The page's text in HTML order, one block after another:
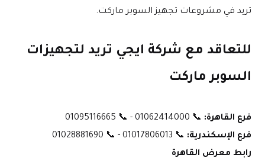
تريد في مشروعات تجهيز السوبر ماركت.
السوبر ماركت
فرع القاهرة: 📞 01062414000 - 📞 01095116665
فرع الإسكندرية: 📞 01017806013 - 📞 01028881690
رابط معرض القاهرة